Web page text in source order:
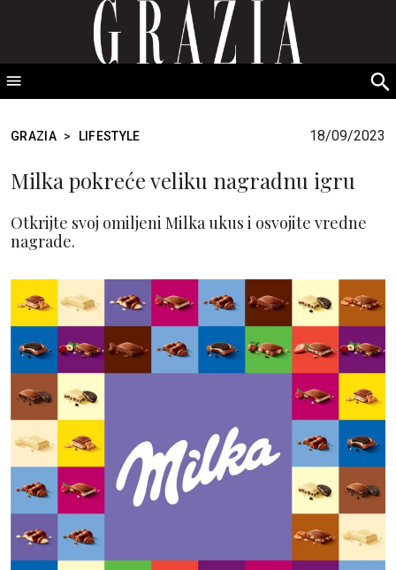
GRAZIA Srbija
GRAZIA > LIFESTYLE 18/09/2023
Milka pokreće veliku nagradnu igru
Otkrijte svoj omiljeni Milka ukus i osvojite vredne
nagrade.